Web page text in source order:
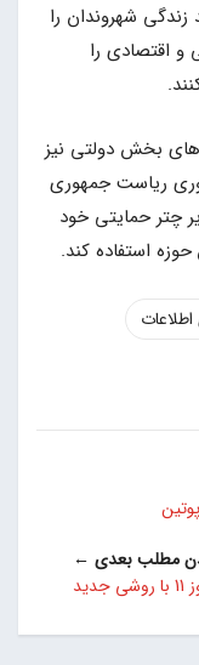
شهروندان را
و اقتصادی را
بخش دولتی نیز
ریاست جمهوری
چتر حمایتی خود
استفاده کند.
مطلب بعدی ←